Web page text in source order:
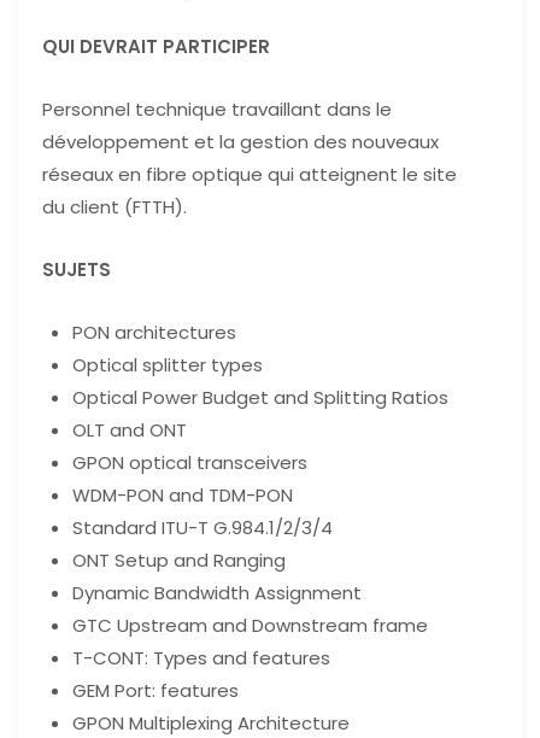
QUI DEVRAIT PARTICIPER
Personnel technique travaillant dans le
développement et la gestion des nouveaux
réseaux en fibre optique qui atteignent le site
du client (FTTH).
SUJETS
PON architectures
Optical splitter types
Optical Power Budget and Splitting Ratios
OLT and ONT
GPON optical transceivers
WDM-PON and TDM-PON
Standard ITU-T G.984.1/2/3/4
ONT Setup and Ranging
Dynamic Bandwidth Assignment
GTC Upstream and Downstream frame
T-CONT: Types and features
GEM Port: features
GPON Multiplexing Architecture